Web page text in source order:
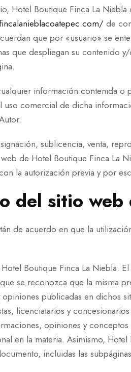
Hotel Boutique Finca La
de
que por «usuario» se
que despliegan su contenido
información contenida o
comercial de dicha
sublicencia, venta,
de Hotel Boutique Finca La
la autorización previa y por
del sitio
de acuerdo en que la
Boutique Finca La Niebla.
se reconozca que la misma
publicadas en dichos
licenciatarios y
opiniones y
en la materia. Asimismo,
incluidas las